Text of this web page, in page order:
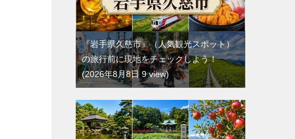
『岩手県久慈市』（人気観光スポット）
の旅行前に現地をチェックしよう！
2026年8月8日 9 view